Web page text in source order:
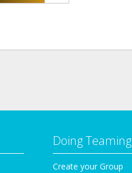
Doing Teaming
Create your Group